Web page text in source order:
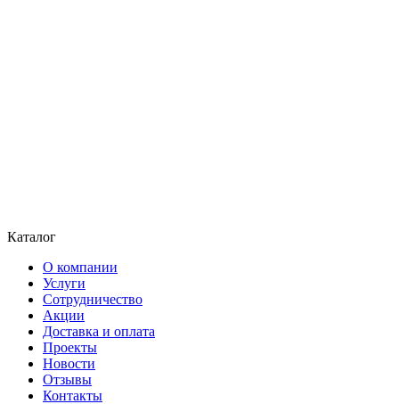
Каталог
О компании
Услуги
Сотрудничество
Акции
Доставка и оплата
Проекты
Новости
Отзывы
Контакты